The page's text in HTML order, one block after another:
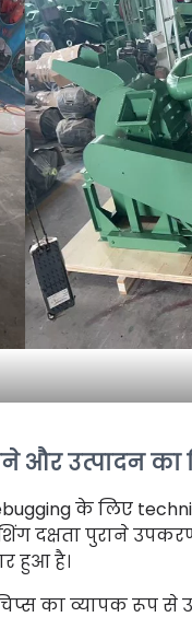
और उत्पादन
के लिए
दक्षता पुराने
हुआ है।
का व्यापक रूप से